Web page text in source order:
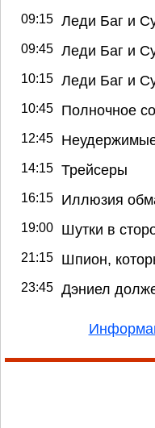
09:15 Леди Баг и
09:45 Леди Баг и
10:15 Леди Баг и
10:45 Полночное
12:45
14:15 Трейсеры
16:15 Иллюзия
19:00 Шутки в
21:15 Шпион,
23:45 Дэниел